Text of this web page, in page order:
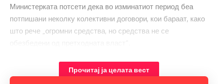
Министерката потсети дека во изминатиот период беа
потпишани неколку колективни договори, кои бараат, како
што рече „огромни средства, но средства не се
„Како пример, се платите за универзитетските професори.
Претходната власт обезбеди средства само до јуни. Да,
Прочитај ја целата вест